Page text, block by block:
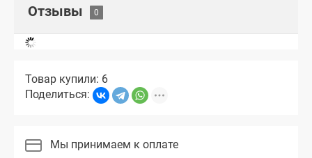
Отзывы
Товар купили: 6
Поделиться:
Мы принимаем к оплате